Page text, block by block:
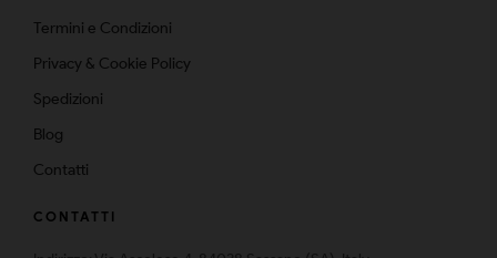
Termini e Condizioni
Privacy & Cookie Policy
Spedizioni
Blog
Contatti
CONTATTI